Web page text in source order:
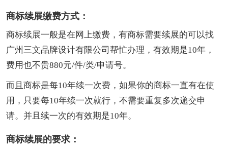
商标续展缴费方式：
商标续展一般是在网上缴费，有商标需要续展的可以找
广州三文品牌设计有限公司帮忙办理，有效期是10年，
费用也不贵880元/件/类/申请号。
而且商标是每10年续一次费，如果你的商标一直有在使
用，只要每10年续一次就行，不需要重复多次递交申
请。并且续一次的有效期是10年。
商标续展的要求：